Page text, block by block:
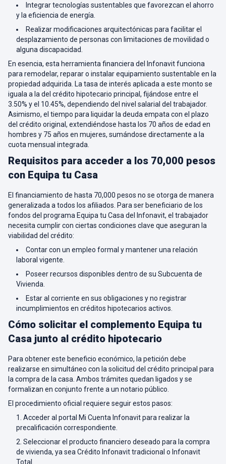
Integrar tecnologías sustentables que favorezcan el ahorro
y la eficiencia de energía.
Realizar modificaciones arquitectónicas para facilitar el
desplazamiento de personas con limitaciones de movilidad o
alguna discapacidad.
En esencia, esta herramienta financiera del Infonavit funciona
para remodelar, reparar o instalar equipamiento sustentable en la
propiedad adquirida. La tasa de interés aplicada a este monto se
iguala a la del crédito hipotecario principal, fijándose entre el
3.50% y el 10.45%, dependiendo del nivel salarial del trabajador.
Asimismo, el tiempo para liquidar la deuda empata con el plazo
del crédito original, extendiéndose hasta los 70 años de edad en
hombres y 75 años en mujeres, sumándose directamente a la
cuota mensual integrada.
Requisitos para acceder a los 70,000 pesos
con Equipa tu Casa
El financiamiento de hasta 70,000 pesos no se otorga de manera
generalizada a todos los afiliados. Para ser beneficiario de los
fondos del programa Equipa tu Casa del Infonavit, el trabajador
necesita cumplir con ciertas condiciones clave que aseguran la
viabilidad del crédito:
Contar con un empleo formal y mantener una relación
laboral vigente.
Poseer recursos disponibles dentro de su Subcuenta de
Vivienda.
Estar al corriente en sus obligaciones y no registrar
incumplimientos en créditos hipotecarios activos.
Cómo solicitar el complemento Equipa tu
Casa junto al crédito hipotecario
Para obtener este beneficio económico, la petición debe
realizarse en simultáneo con la solicitud del crédito principal para
la compra de la casa. Ambos trámites quedan ligados y se
formalizan en conjunto frente a un notario público.
El procedimiento oficial requiere seguir estos pasos:
Acceder al portal Mi Cuenta Infonavit para realizar la
precalificación correspondiente.
Seleccionar el producto financiero deseado para la compra
de vivienda, ya sea Crédito Infonavit tradicional o Infonavit
Total.